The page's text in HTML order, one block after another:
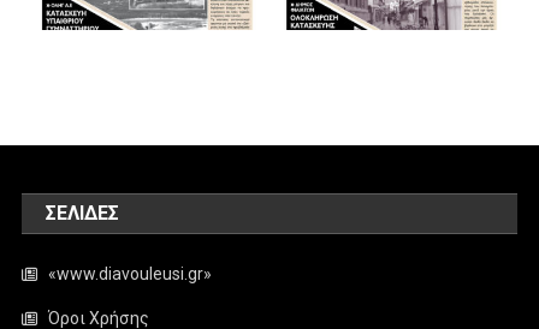
ΣΕΛΊΔΕΣ
«www.diavouleusi.gr»
Όροι Χρήσης